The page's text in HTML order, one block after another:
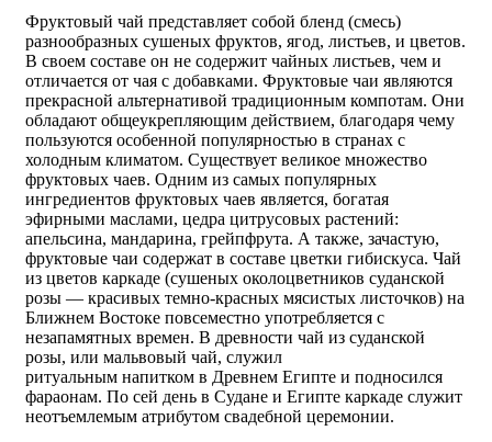
Фруктовый чай представляет собой бленд (смесь)
разнообразных сушеных фруктов, ягод, листьев, и цветов.
В своем составе он не содержит чайных листьев, чем и
отличается от чая с добавками. Фруктовые чаи являются
прекрасной альтернативой традиционным компотам. Они
обладают общеукрепляющим действием, благодаря чему
пользуются особенной популярностью в странах с
холодным климатом. Существует великое множество
фруктовых чаев. Одним из самых популярных
ингредиентов фруктовых чаев является, богатая
эфирными маслами, цедра цитрусовых растений:
апельсина, мандарина, грейпфрута. А также, зачастую,
фруктовые чаи содержат в составе цветки гибискуса. Чай
из цветов каркаде (сушеных околоцветников суданской
розы — красивых темно-красных мясистых листочков) на
Ближнем Востоке повсеместно употребляется с
незапамятных времен. В древности чай из суданской
розы, или мальвовый чай, служил
ритуальным напитком в Древнем Египте и подносился
фараонам. По сей день в Судане и Египте каркаде служит
неотъемлемым атрибутом свадебной церемонии.